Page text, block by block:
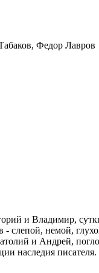
, Федор Лавров
и Владимир,
немой,
и Андрей,
наследия писателя.